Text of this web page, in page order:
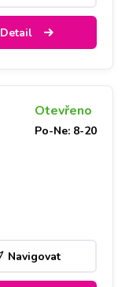
Detail
Otevřeno
Po-Ne: 8-20
Navigovat